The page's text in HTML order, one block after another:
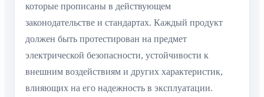
которые прописаны в действующем
законодательстве и стандартах. Каждый продукт
должен быть протестирован на предмет
электрической безопасности, устойчивости к
внешним воздействиям и других характеристик,
влияющих на его надежность в эксплуатации.